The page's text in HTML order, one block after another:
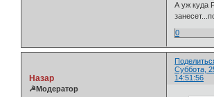
А уж куда
0
Суббота,
14:51:56
Назар
☭Модератор